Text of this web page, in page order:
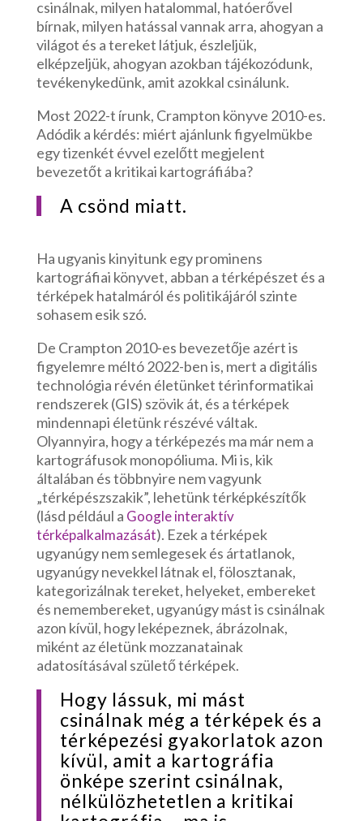
csinálnak, milyen hatalommal, hatóerővel
bírnak, milyen hatással vannak arra, ahogyan a
világot és a tereket látjuk, észleljük,
elképzeljük, ahogyan azokban tájékozódunk,
tevékenykedünk, amit azokkal csinálunk.
Most 2022-t írunk, Crampton könyve 2010-es.
Adódik a kérdés: miért ajánlunk figyelmükbe
egy tizenkét évvel ezelőtt megjelent
bevezetőt a kritikai kartográfiába?
A csönd miatt.
Ha ugyanis kinyitunk egy prominens
kartográfiai könyvet, abban a térképészet és a
térképek hatalmáról és politikájáról szinte
sohasem esik szó.
De Crampton 2010-es bevezetője azért is
figyelemre méltó 2022-ben is, mert a digitális
technológia révén életünket térinformatikai
rendszerek (GIS) szövik át, és a térképek
mindennapi életünk részévé váltak.
Olyannyira, hogy a térképezés ma már nem a
kartográfusok monopóliuma. Mi is, kik
általában és többnyire nem vagyunk
„térképészszakik”, lehetünk térképkészítők
(lásd például a Google interaktív
térképalkalmazását). Ezek a térképek
ugyanúgy nem semlegesek és ártatlanok,
ugyanúgy nevekkel látnak el, fölosztanak,
kategorizálnak tereket, helyeket, embereket
és nemembereket, ugyanúgy mást is csinálnak
azon kívül, hogy leképeznek, ábrázolnak,
miként az életünk mozzanatainak
adatosításával születő térképek.
Hogy lássuk, mi mást
csinálnak még a térképek és a
térképezési gyakorlatok azon
kívül, amit a kartográfia
önképe szerint csinálnak,
nélkülözhetetlen a kritikai